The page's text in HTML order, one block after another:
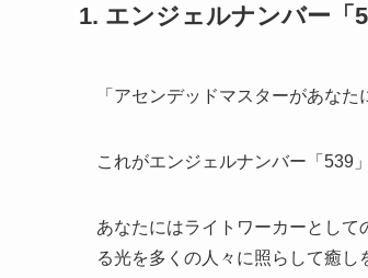
1. エンジェルナンバー「
「アセンデッドマスターがあな
これがエンジェルナンバー「539
あなたにはライトワーカーとし
る光を多くの人々に照らして癒